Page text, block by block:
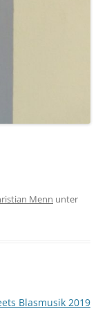
Menn unter
Blasmusik 2019